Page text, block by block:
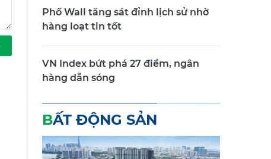
Phố Wall tăng sát đỉnh lịch sử nhờ
hàng loạt tin tốt
VN Index bứt phá 27 điểm, ngân
hàng dẫn sóng
BẤT ĐỘNG SẢN